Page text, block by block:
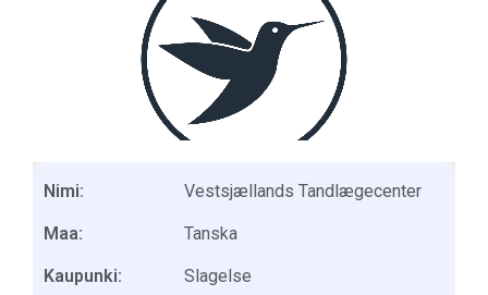
Nimi:
Maa:
Kaupunki:
Vestsjællands Tandlægecenter
Tanska
Slagelse